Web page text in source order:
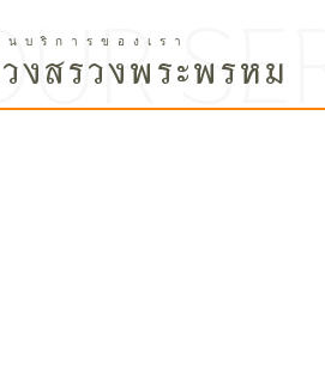
งสรวงพระพรหม